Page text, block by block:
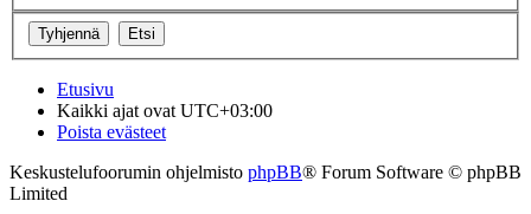
Etusivu
Kaikki ajat ovat UTC+03:00
Poista evästeet
Keskustelufoorumin ohjelmisto phpBB® Forum Software © phpBB
Limited